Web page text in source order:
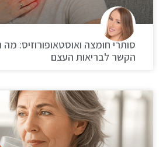
סותרי חומצה ואוסטאופורוזיס:
הקשר לבריאות העצם